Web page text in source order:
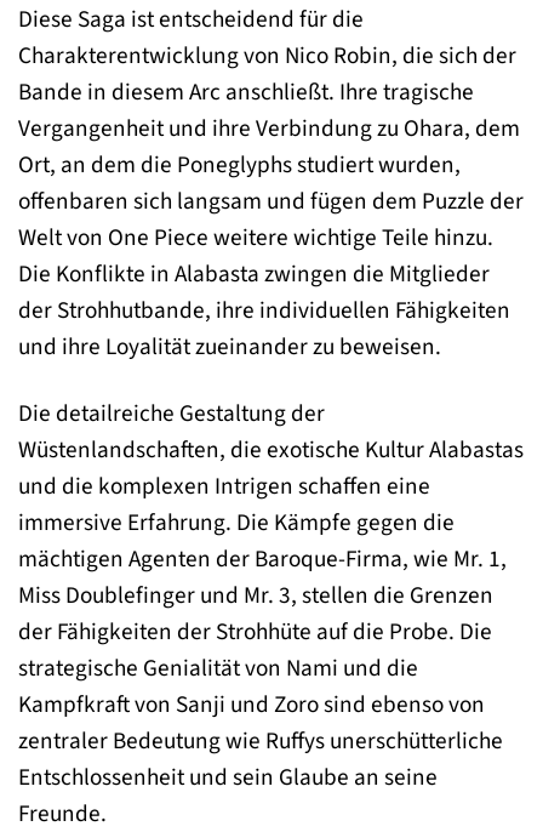
Diese Saga ist entscheidend für die
Charakterentwicklung von Nico Robin, die sich der
Bande in diesem Arc anschließt. Ihre tragische
Vergangenheit und ihre Verbindung zu Ohara, dem
Ort, an dem die Poneglyphs studiert wurden,
offenbaren sich langsam und fügen dem Puzzle der
Welt von One Piece weitere wichtige Teile hinzu.
Die Konflikte in Alabasta zwingen die Mitglieder
der Strohhutbande, ihre individuellen Fähigkeiten
und ihre Loyalität zueinander zu beweisen.
Die detailreiche Gestaltung der
Wüstenlandschaften, die exotische Kultur Alabastas
und die komplexen Intrigen schaffen eine
immersive Erfahrung. Die Kämpfe gegen die
mächtigen Agenten der Baroque-Firma, wie Mr. 1,
Miss Doublefinger und Mr. 3, stellen die Grenzen
der Fähigkeiten der Strohhüte auf die Probe. Die
strategische Genialität von Nami und die
Kampfkraft von Sanji und Zoro sind ebenso von
zentraler Bedeutung wie Ruffys unerschütterliche
Entschlossenheit und sein Glaube an seine
Freunde.